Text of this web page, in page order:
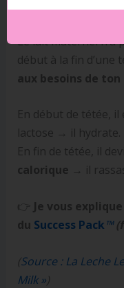
Le lait maternel n’a
début à la fin d’une
aux besoins de ton
En début de tétée,
lactose → il hydrate.
En fin de tétée, il
calorique → il
👉 Je vous
du Success Pack™
(Source : La Leche
Milk »)